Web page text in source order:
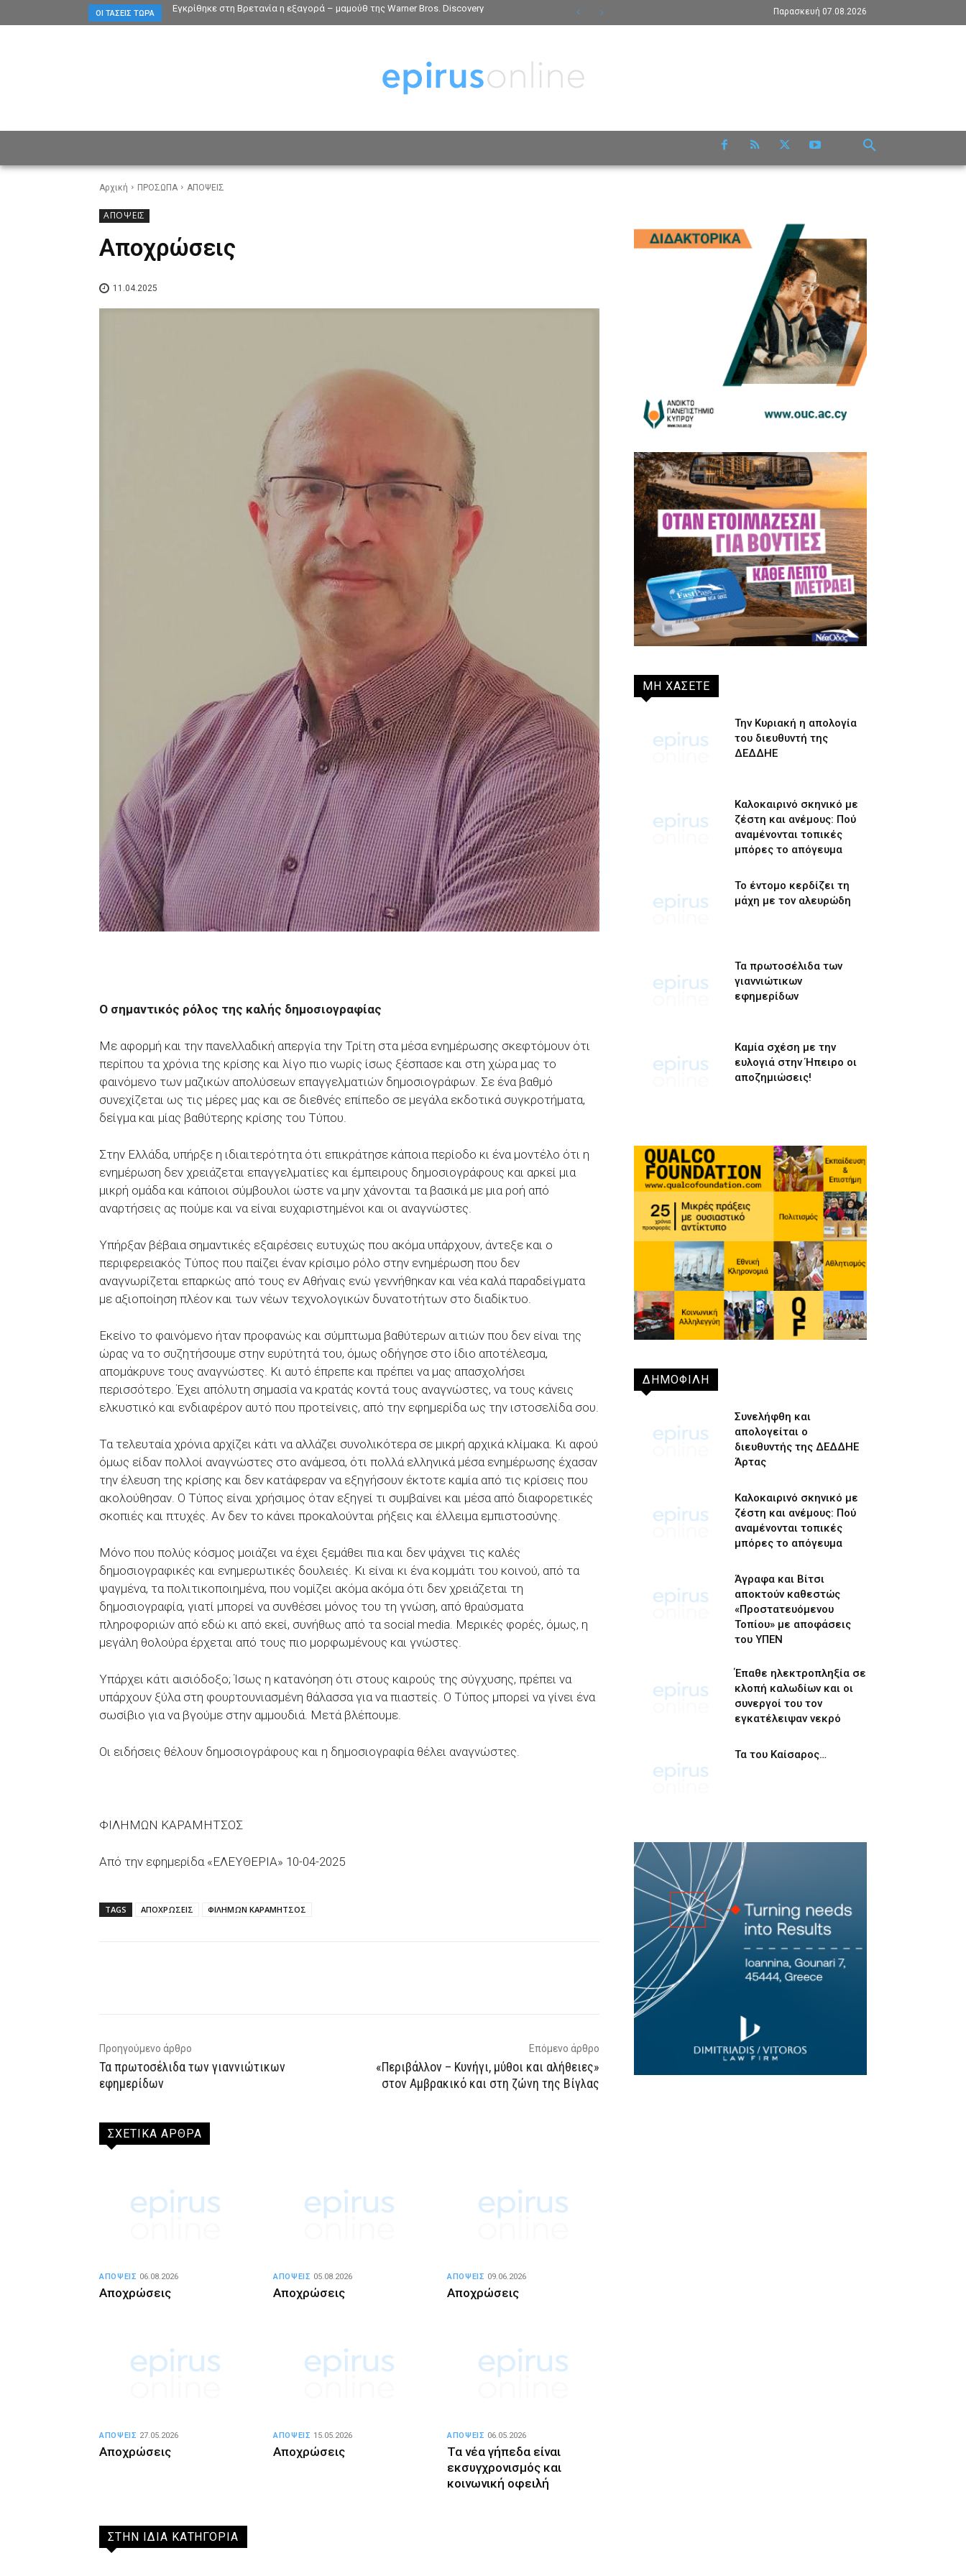
ΟΙ ΤΆΣΕΙΣ ΤΏΡΑ Εγκρίθηκε στη Βρετανία η εξαγορά – μαμούθ της Warner Bros. Discovery Παρασκευή 07.08.2026
Αρχική ΠΡΟΣΩΠΑ ΑΠΟΨΕΙΣ
ΑΠΟΨΕΙΣ
Αποχρώσεις
11.04.2025
Ο σημαντικός ρόλος της καλής δημοσιογραφίας
Με αφορμή και την πανελλαδική απεργία την Τρίτη στα μέσα ενημέρωσης σκεφτόμουν ότι
περίπου τα χρόνια της κρίσης και λίγο πιο νωρίς ίσως ξέσπασε και στη χώρα μας το
φαινόμενο των μαζικών απολύσεων επαγγελματιών δημοσιογράφων. Σε ένα βαθμό
συνεχίζεται ως τις μέρες μας και σε διεθνές επίπεδο σε μεγάλα εκδοτικά συγκροτήματα,
δείγμα και μίας βαθύτερης κρίσης του Τύπου.
Στην Ελλάδα, υπήρξε η ιδιαιτερότητα ότι επικράτησε κάποια περίοδο κι ένα μοντέλο ότι η
ενημέρωση δεν χρειάζεται επαγγελματίες και έμπειρους δημοσιογράφους και αρκεί μια
μικρή ομάδα και κάποιοι σύμβουλοι ώστε να μην χάνονται τα βασικά με μια ροή από
αναρτήσεις ας πούμε και να είναι ευχαριστημένοι και οι αναγνώστες.
Υπήρξαν βέβαια σημαντικές εξαιρέσεις ευτυχώς που ακόμα υπάρχουν, άντεξε και ο
περιφερειακός Τύπος που παίζει έναν κρίσιμο ρόλο στην ενημέρωση που δεν
αναγνωρίζεται επαρκώς από τους εν Αθήναις ενώ γεννήθηκαν και νέα καλά παραδείγματα
με αξιοποίηση πλέον και των νέων τεχνολογικών δυνατοτήτων στο διαδίκτυο.
Εκείνο το φαινόμενο ήταν προφανώς και σύμπτωμα βαθύτερων αιτιών που δεν είναι της
ώρας να το συζητήσουμε στην ευρύτητά του, όμως οδήγησε στο ίδιο αποτέλεσμα,
απομάκρυνε τους αναγνώστες. Κι αυτό έπρεπε και πρέπει να μας απασχολήσει
περισσότερο. Έχει απόλυτη σημασία να κρατάς κοντά τους αναγνώστες, να τους κάνεις
ελκυστικό και ενδιαφέρον αυτό που προτείνεις, από την εφημερίδα ως την ιστοσελίδα σου.
Τα τελευταία χρόνια αρχίζει κάτι να αλλάζει συνολικότερα σε μικρή αρχικά κλίμακα. Κι αφού
όμως είδαν πολλοί αναγνώστες στο ανάμεσα, ότι πολλά ελληνικά μέσα ενημέρωσης έχασαν
την έλευση της κρίσης και δεν κατάφεραν να εξηγήσουν έκτοτε καμία από τις κρίσεις που
ακολούθησαν. Ο Τύπος είναι χρήσιμος όταν εξηγεί τι συμβαίνει και μέσα από διαφορετικές
σκοπιές και πτυχές. Αν δεν το κάνει προκαλούνται ρήξεις και έλλειμα εμπιστοσύνης.
Μόνο που πολύς κόσμος μοιάζει να έχει ξεμάθει πια και δεν ψάχνει τις καλές
δημοσιογραφικές και ενημερωτικές δουλειές. Κι είναι κι ένα κομμάτι του κοινού, από τα
ψαγμένα, τα πολιτικοποιημένα, που νομίζει ακόμα ακόμα ότι δεν χρειάζεται τη
δημοσιογραφία, γιατί μπορεί να συνθέσει μόνος του τη γνώση, από θραύσματα
πληροφοριών από εδώ κι από εκεί, συνήθως από τα social media. Μερικές φορές, όμως, η
μεγάλη θολούρα έρχεται από τους πιο μορφωμένους και γνώστες.
Υπάρχει κάτι αισιόδοξο; Ίσως η κατανόηση ότι στους καιρούς της σύγχυσης, πρέπει να
υπάρχουν ξύλα στη φουρτουνιασμένη θάλασσα για να πιαστείς. Ο Τύπος μπορεί να γίνει ένα
σωσίβιο για να βγούμε στην αμμουδιά. Μετά βλέπουμε.
Οι ειδήσεις θέλουν δημοσιογράφους και η δημοσιογραφία θέλει αναγνώστες.
ΦΙΛΗΜΩΝ ΚΑΡΑΜΗΤΣΟΣ
Από την εφημερίδα «ΕΛΕΥΘΕΡΙΑ» 10-04-2025
TAGS ΑΠΟΧΡΩΣΕΙΣ ΦΙΛΗΜΩΝ ΚΑΡΑΜΗΤΣΟΣ
Προηγούμενο άρθρο
Τα πρωτοσέλιδα των γιαννιώτικων
εφημερίδων
Επόμενο άρθρο
«Περιβάλλον – Κυνήγι, μύθοι και αλήθειες»
στον Αμβρακικό και στη ζώνη της Βίγλας
ΣΧΕΤΙΚΑ ΑΡΘΡΑ
Αποχρώσεις
ΑΠΟΨΕΙΣ 06.08.2026
Αποχρώσεις
ΑΠΟΨΕΙΣ 05.08.2026
Αποχρώσεις
ΑΠΟΨΕΙΣ 09.06.2026
Αποχρώσεις
ΑΠΟΨΕΙΣ 27.05.2026
Αποχρώσεις
ΑΠΟΨΕΙΣ 15.05.2026
Τα νέα γήπεδα είναι
εκσυγχρονισμός και
κοινωνική οφειλή
ΑΠΟΨΕΙΣ 06.05.2026
ΣΤΗΝ ΙΔΙΑ ΚΑΤΗΓΟΡΙΑ
ΜΗ ΧΑΣΕΤΕ
Την Κυριακή η απολογία
του διευθυντή της
ΔΕΔΔΗΕ
Καλοκαιρινό σκηνικό με
ζέστη και ανέμους: Πού
αναμένονται τοπικές
μπόρες το απόγευμα
Το έντομο κερδίζει τη
μάχη με τον αλευρώδη
Τα πρωτοσέλιδα των
γιαννιώτικων
εφημερίδων
Καμία σχέση με την
ευλογιά στην Ήπειρο οι
αποζημιώσεις!
ΔΗΜΟΦΙΛΗ
Συνελήφθη και
απολογείται ο
διευθυντής της ΔΕΔΔΗΕ
Άρτας
Καλοκαιρινό σκηνικό με
ζέστη και ανέμους: Πού
αναμένονται τοπικές
μπόρες το απόγευμα
Άγραφα και Βίτσι
αποκτούν καθεστώς
«Προστατευόμενου
Τοπίου» με αποφάσεις
του ΥΠΕΝ
Έπαθε ηλεκτροπληξία σε
κλοπή καλωδίων και οι
συνεργοί του τον
εγκατέλειψαν νεκρό
Τα του Καίσαρος…